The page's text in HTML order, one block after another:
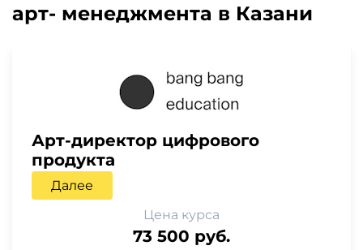
арт- менеджмента в Казани
Арт-директор цифрового
продукта
Далее
Цена курса
73 500 руб.